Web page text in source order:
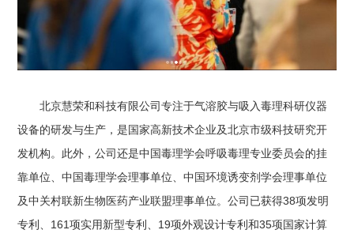
北京慧荣和科技有限公司专注于气溶胶与吸入毒理科研仪器
设备的研发与生产，是国家高新技术企业及北京市级科技研究开
发机构。此外，公司还是中国毒理学会呼吸毒理专业委员会的挂
靠单位、中国毒理学会理事单位、中国环境诱变剂学会理事单位
及中关村联新生物医药产业联盟理事单位。公司已获得38项发明
专利、161项实用新型专利、19项外观设计专利和35项国家计算